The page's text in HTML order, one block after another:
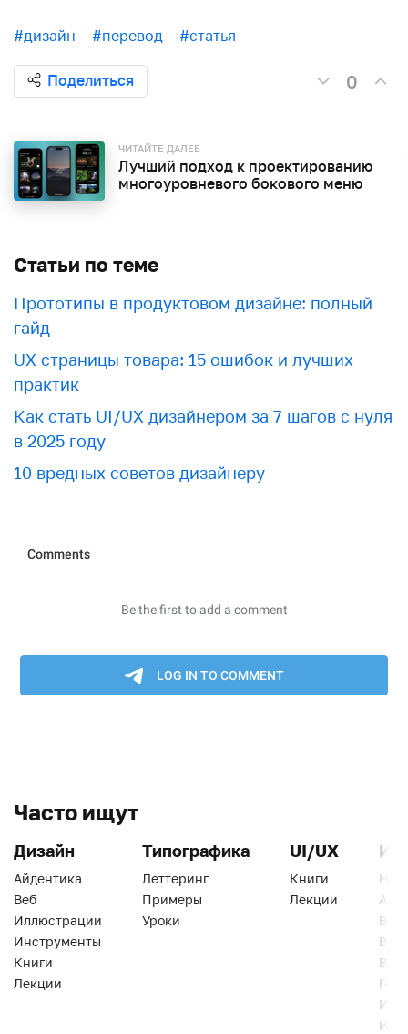
#дизайн #перевод #статья
Поделиться 0
ЧИТАЙТЕ ДАЛЕЕ
Лучший подход к проектированию
многоуровневого бокового меню
Статьи по теме
Прототипы в продуктовом дизайне: полный
гайд
UX страницы товара: 15 ошибок и лучших
практик
Как стать UI/UX дизайнером за 7 шагов с нуля
в 2025 году
10 вредных советов дизайнеру
Часто ищут
Дизайн
Айдентика
Веб
Иллюстрации
Инструменты
Книги
Лекции
Типографика
Леттеринг
Примеры
Уроки
UI/UX
Книги
Лекции
Веб